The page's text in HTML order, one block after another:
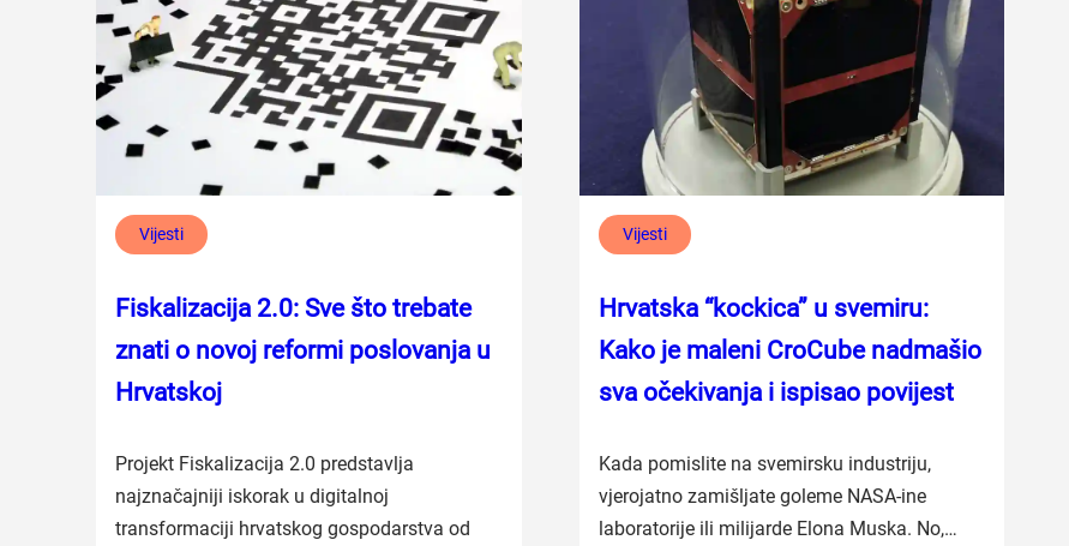
Vijesti
Fiskalizacija 2.0: Sve što trebate
znati o novoj reformi poslovanja u
Hrvatskoj
Projekt Fiskalizacija 2.0 predstavlja
najznačajniji iskorak u digitalnoj
transformaciji hrvatskog gospodarstva od
Vijesti
Hrvatska “kockica” u svemiru:
Kako je maleni CroCube nadmašio
sva očekivanja i ispisao povijest
Kada pomislite na svemirsku industriju,
vjerojatno zamišljate goleme NASA-ine
laboratorije ili milijarde Elona Muska. No,…